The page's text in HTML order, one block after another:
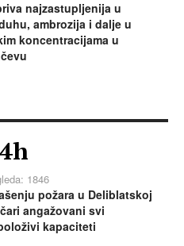
najzastupljenija u
ambrozija i dalje u
koncentracijama u
1846
požara u Deliblatskoj
angažovani svi
kapaciteti